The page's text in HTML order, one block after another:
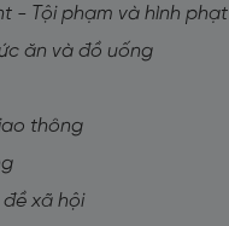
- Tội phạm và hình phạt
ăn và đồ uống
thông
đề xã hội